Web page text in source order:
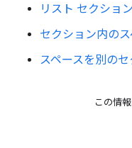
リスト セクション
セクション内の
スペースを別の
この情